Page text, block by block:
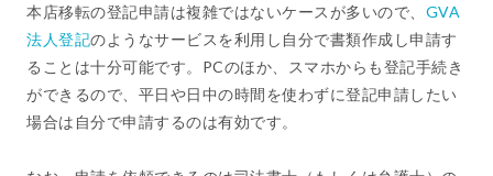
本店移転の登記申請は複雑ではないケースが多いので、 GVA
法人登記のようなサービスを利用し自分で書類作成し申請す
ることは十分可能です。PCのほか、スマホからも登記手続き
ができるので、平日や日中の時間を使わずに登記申請したい
場合は自分で申請するのは有効です。